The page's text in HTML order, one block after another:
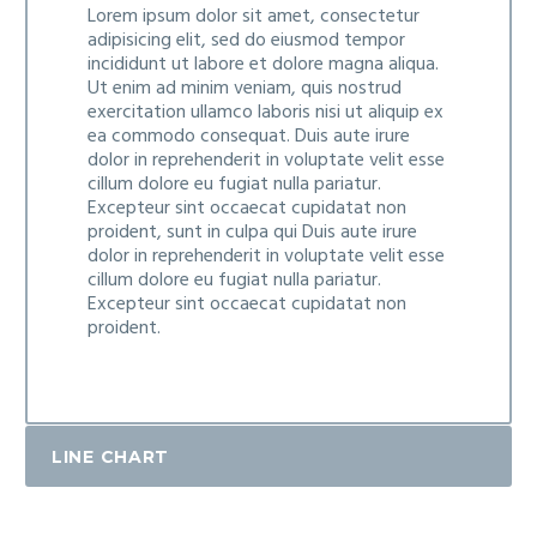
Lorem ipsum dolor sit amet, consectetur
adipisicing elit, sed do eiusmod tempor
incididunt ut labore et dolore magna aliqua.
Ut enim ad minim veniam, quis nostrud
exercitation ullamco laboris nisi ut aliquip ex
ea commodo consequat. Duis aute irure
dolor in reprehenderit in voluptate velit esse
cillum dolore eu fugiat nulla pariatur.
Excepteur sint occaecat cupidatat non
proident, sunt in culpa qui Duis aute irure
dolor in reprehenderit in voluptate velit esse
cillum dolore eu fugiat nulla pariatur.
Excepteur sint occaecat cupidatat non
proident.
LINE CHART